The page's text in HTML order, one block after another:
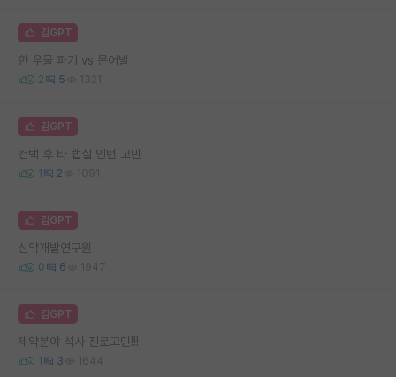
김GPT
한 우물 파기 vs 문어발
2 5 1321
김GPT
컨택 후 타 랩실 인턴 고민
1 2 1091
김GPT
신약개발연구원
0 6 1947
김GPT
제약분야 석사 진로고민!!!
1 3 1644